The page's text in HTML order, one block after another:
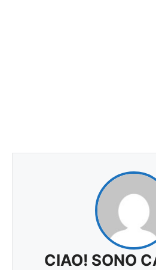
CIAO! SONO